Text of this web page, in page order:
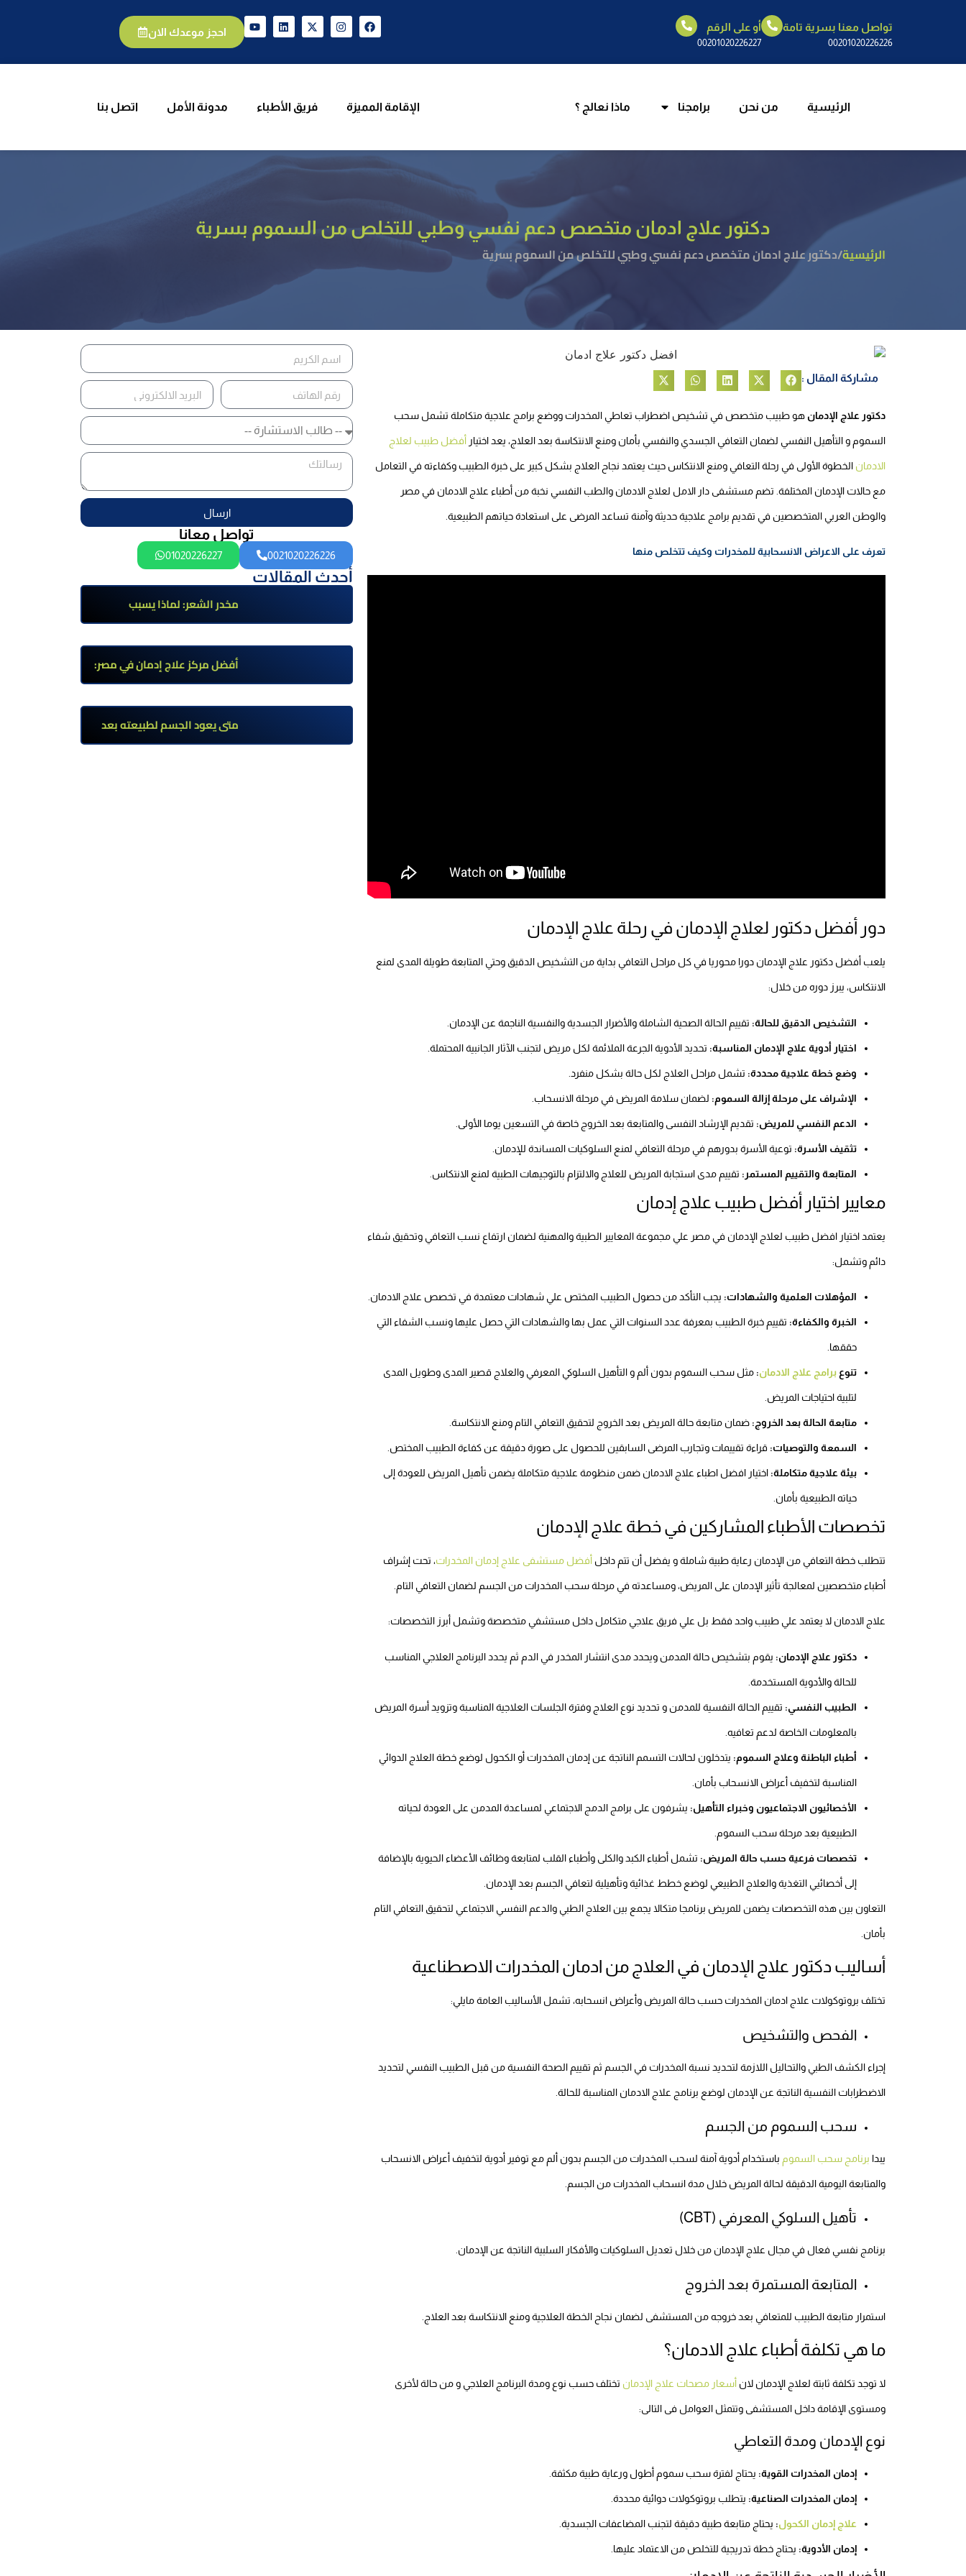
تواصل معنا بسرية تامة
00201020226226
أو على الرقم
00201020226227
احجز موعدك الان
الرئيسية من نحن برامجنا ماذا نعالج ؟ الإقامة المميزة فريق الأطباء مدونة الأمل اتصل بنا
الرئيسية الإقامة المميزة فريق الأطباء مدونة الأمل اتصل بنا
دكتور علاج ادمان متخصص دعم نفسي وطبي للتخلص من السموم بسرية
الرئيسية/دكتور علاج ادمان متخصص دعم نفسي وطبي للتخلص من السموم بسرية
مشاركة المقال :
دكتور علاج الإدمان هو طبيب متخصص في تشخيص اضطراب تعاطي المخدرات ووضع برامج علاجية متكاملة تشمل سحب
السموم و التأهيل النفسي لضمان التعافي الجسدي والنفسي بأمان ومنع الانتكاسة بعد العلاج، يعد اختيار أفضل طبيب لعلاج
الادمان الخطوة الأولى في رحلة التعافي ومنع الانتكاس حيث يعتمد نجاح العلاج بشكل كبير على خبرة الطبيب وكفاءته في التعامل
مع حالات الإدمان المختلفة. تضم مستشفى دار الامل لعلاج الادمان والطب النفسي نخبة من أطباء علاج الادمان في مصر
والوطن العربي المتخصصين في تقديم برامج علاجية حديثة وآمنة تساعد المرضى على استعادة حياتهم الطبيعية.
تعرف على الاعراض الانسحابية للمخدرات وكيف تتخلص منها
دور أفضل دكتور لعلاج الإدمان في رحلة علاج الإدمان
يلعب أفضل دكتور علاج الإدمان دورا محوريا في كل مراحل التعافي بداية من التشخيص الدقيق وحتي المتابعة طويلة المدى لمنع
الانتكاس، يبرز دوره من خلال:
التشخيص الدقيق للحالة: تقييم الحالة الصحية الشاملة والأضرار الجسدية والنفسية الناجمة عن الإدمان.
اختيار أدوية علاج الإدمان المناسبة: تحديد الأدوية الجرعة الملائمة لكل مريض لتجنب الآثار الجانبية المحتملة.
وضع خطة علاجية محددة: تشمل مراحل العلاج لكل حالة بشكل منفرد.
الإشراف على مرحلة إزالة السموم: لضمان سلامة المريض في مرحلة الانسحاب.
الدعم النفسي للمريض: تقديم الإرشاد النفسى والمتابعة بعد الخروج خاصة في التسعين يوما الأولى.
تثقيف الأسرة: توعية الأسرة بدورهم في مرحلة التعافي لمنع السلوكيات المساندة للإدمان.
المتابعة والتقييم المستمر: تقييم مدى استجابة المريض للعلاج والالتزام بالتوجيهات الطبية لمنع الانتكاس.
معايير اختيار أفضل طبيب علاج إدمان
يعتمد اختيار افضل طبيب لعلاج الإدمان في مصر علي مجموعة المعايير الطبية والمهنية لضمان ارتفاع نسب التعافي وتحقيق شفاء
دائم وتشمل:
المؤهلات العلمية والشهادات: يجب التأكد من حصول الطبيب المختص علي شهادات معتمدة في تخصص علاج الادمان.
الخبرة والكفاءة: تقييم خبرة الطبيب بمعرفة عدد السنوات التي عمل بها والشهادات التي حصل عليها ونسب الشفاء التي
حققها.
تنوع برامج علاج الادمان: مثل سحب السموم بدون ألم و التأهيل السلوكي المعرفي والعلاج قصير المدى وطويل المدى
لتلبية احتياجات المريض.
متابعة الحالة بعد الخروج: ضمان متابعة حالة المريض بعد الخروج لتحقيق التعافي التام ومنع الانتكاسة.
السمعة والتوصيات: قراءة تقييمات وتجارب المرضى السابقين للحصول على صورة دقيقة عن كفاءة الطبيب المختص.
بيئة علاجية متكاملة: اختيار افضل اطباء علاج الادمان ضمن منظومة علاجية متكاملة يضمن تأهيل المريض للعودة إلى
حياته الطبيعية بأمان.
تخصصات الأطباء المشاركين في خطة علاج الإدمان
تتطلب خطة التعافي من الإدمان رعاية طبية شاملة و يفضل أن تتم داخل أفضل مستشفى علاج إدمان المخدرات، تحت إشراف
أطباء متخصصين لمعالجة تأثير الإدمان على المريض، ومساعدته في مرحلة سحب المخدرات من الجسم لضمان التعافي التام.
علاج الادمان لا يعتمد علي طبيب واحد فقط بل علي فريق علاجي متكامل داخل مستشفي متخصصة وتشمل أبرز التخصصات:
دكتور علاج الإدمان: يقوم بتشخيص حالة المدمن ويحدد مدى انتشار المخدر في الدم ثم يحدد البرنامج العلاجي المناسب
للحالة والأدوية المستخدمة.
الطبيب النفسي: تقييم الحالة النفسية للمدمن و تحديد نوع العلاج وفترة الجلسات العلاجية المناسبة وتزويد أسرة المريض
بالمعلومات الخاصة لدعم تعافيه.
أطباء الباطنة وعلاج السموم: يتدخلون لحالات التسمم الناتجة عن إدمان المخدرات أو الكحول لوضع خطة العلاج الدوائي
المناسبة لتخفيف أعراض الانسحاب بأمان.
الأخصائيون الاجتماعيون وخبراء التأهيل: يشرفون على برامج الدمج الاجتماعي لمساعدة المدمن على العودة لحياته
الطبيعية بعد مرحلة سحب السموم.
تخصصات فرعية حسب حالة المريض: تشمل أطباء الكبد والكلى وأطباء القلب لمتابعة وظائف الأعضاء الحيوية بالإضافة
إلى أخصائيي التغذية والعلاج الطبيعي لوضع خطط غذائية وتأهيلية لتعافي الجسم بعد الإدمان.
التعاون بين هذه التخصصات يضمن للمريض برنامجا متكالا يجمع بين العلاج الطبي والدعم النفسي الاجتماعي لتحقيق التعافي التام
بأمان.
أساليب دكتور علاج الإدمان في العلاج من ادمان المخدرات الاصطناعية
تختلف بروتوكولات علاج ادمان المخدرات حسب حالة المريض وأعراض انسحابه، تشمل الأساليب العامة مايلي:
الفحص والتشخيص
إجراء الكشف الطبي والتحاليل اللازمة لتحديد نسبة المخدرات في الجسم ثم تقييم الصحة النفسية من قبل الطبيب النفسي لتحديد
الاضطرابات النفسية الناتجة عن الإدمان لوضع برنامج علاج الادمان المناسبة للحالة.
سحب السموم من الجسم
يبدا برنامج سحب السموم باستخدام أدوية آمنة لسحب المخدرات من الجسم بدون ألم مع توفير أدوية لتخفيف أعراض الانسحاب
والمتابعة اليومية الدقيقة لحالة المريض خلال مدة انسحاب المخدرات من الجسم.
تأهيل السلوكي المعرفي (CBT)
برنامج نفسي فعال في مجال علاج الإدمان من خلال تعديل السلوكيات والأفكار السلبية الناتجة عن الإدمان.
المتابعة المستمرة بعد الخروج
استمرار متابعة الطبيب للمتعافي بعد خروجه من المستشفى لضمان نجاح الخطة العلاجية ومنع الانتكاسة بعد العلاج.
ما هي تكلفة أطباء علاج الادمان؟
لا توجد تكلفة ثابتة لعلاج الإدمان لان أسعار مصحات علاج الإدمان تختلف حسب نوع ومدة البرنامج العلاجي و من حالة لأخرى
ومستوى الإقامة داخل المستشفى وتتمثل العوامل فى التالى:
نوع الإدمان ومدة التعاطي
إدمان المخدرات القوية: يحتاج لفترة سحب سموم أطول ورعاية طبية مكثفة.
إدمان المخدرات الصناعية: يتطلب بروتوكولات دوائية محددة.
علاج إدمان الكحول: يحتاج متابعة طبية دقيقة لتجنب المضاعفات الجسدية.
إدمان الأدوية: يحتاج خطة تدريجية للتخلص من الاعتماد عليها.
ارسال
تواصل معانا
0021020226226
01020226227
أحدث المقالات
مخدر الشعر: لماذا يسبب
الإدمان؟ تعرف على أضراره
وأعراضه وطرق العلاج
أفضل مركز علاج إدمان في مصر:
برامج علاج معتمدة وتعافي آمن
تحت إشراف طبي
متى يعود الجسم لطبيعته بعد
ترك مخدر الآيس؟ مراحل التعافي